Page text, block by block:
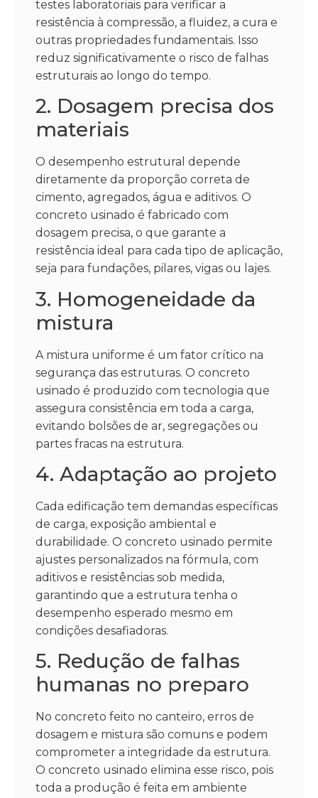
testes laboratoriais para verificar a
resistência à compressão, a fluidez, a cura e
outras propriedades fundamentais. Isso
reduz significativamente o risco de falhas
estruturais ao longo do tempo.
2. Dosagem precisa dos
materiais
O desempenho estrutural depende
diretamente da proporção correta de
cimento, agregados, água e aditivos. O
concreto usinado é fabricado com
dosagem precisa, o que garante a
resistência ideal para cada tipo de aplicação,
seja para fundações, pilares, vigas ou lajes.
3. Homogeneidade da
mistura
A mistura uniforme é um fator crítico na
segurança das estruturas. O concreto
usinado é produzido com tecnologia que
assegura consistência em toda a carga,
evitando bolsões de ar, segregações ou
partes fracas na estrutura.
4. Adaptação ao projeto
Cada edificação tem demandas específicas
de carga, exposição ambiental e
durabilidade. O concreto usinado permite
ajustes personalizados na fórmula, com
aditivos e resistências sob medida,
garantindo que a estrutura tenha o
desempenho esperado mesmo em
condições desafiadoras.
5. Redução de falhas
humanas no preparo
No concreto feito no canteiro, erros de
dosagem e mistura são comuns e podem
comprometer a integridade da estrutura.
O concreto usinado elimina esse risco, pois
toda a produção é feita em ambiente